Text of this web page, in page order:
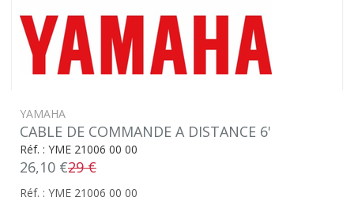
YAMAHA
CABLE DE COMMANDE A DISTANCE 6'
Réf. : YME 21006 00 00
26,10 €29 €
Réf. : YME 21006 00 00